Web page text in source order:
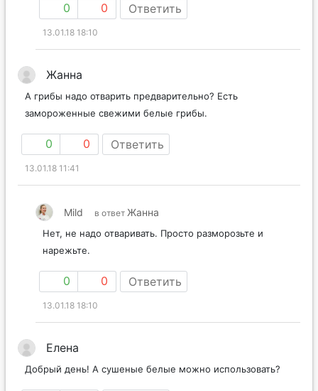
0 0 Ответить
13.01.18 18:10
Жанна
А грибы надо отварить предварительно? Есть
замороженные свежими белые грибы.
0 0 Ответить
13.01.18 11:41
Mild в ответ Жанна
Нет, не надо отваривать. Просто разморозьте и
нарежьте.
0 0 Ответить
13.01.18 18:10
Елена
Добрый день! А сушеные белые можно использовать?